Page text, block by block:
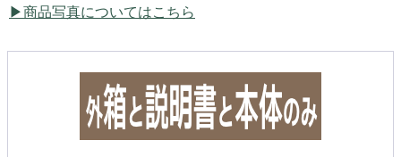
商品写真についてはこちら